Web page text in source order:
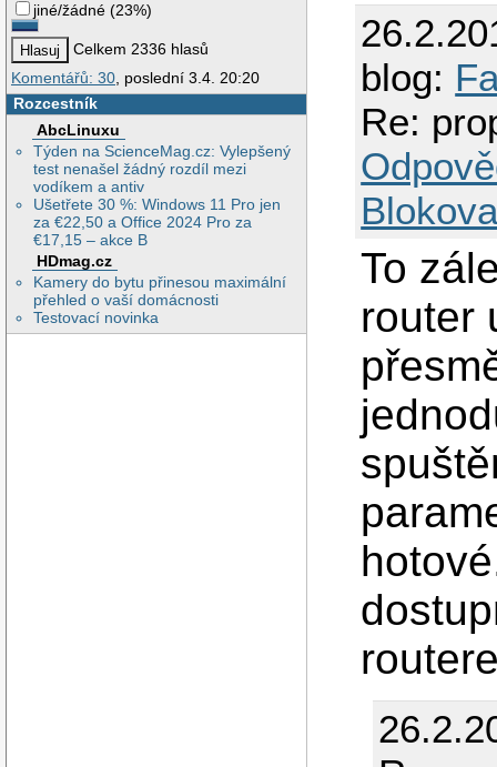
jiné/žádné (23%)
Celkem 2336 hlasů
Komentářů: 30 , poslední 3.4. 20:20
Rozcestník
AbcLinuxu
Týden na ScienceMag.cz: Vylepšený
test nenašel žádný rozdíl mezi
vodíkem a antiv
Ušetřete 30 %: Windows 11 Pro jen
za €22,50 a Office 2024 Pro za
€17,15 – akce B
HDmag.cz
Kamery do bytu přinesou maximální
přehled o vaší domácnosti
Testovací novinka
blog:
Re:
To
router